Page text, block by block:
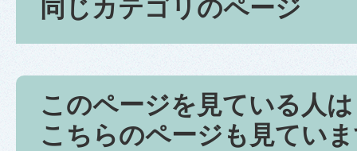
同じカテゴリのページ
このページを見ている人は
こちらのページも見てい